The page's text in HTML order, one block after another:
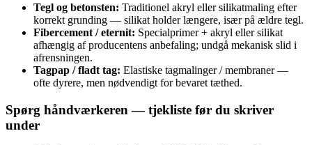
Tegl og betonsten: Traditionel akryl eller silikatmaling efter
korrekt grunding — silikat holder længere, især på ældre tegl.
Fibercement / eternit: Specialprimer + akryl eller silikat
afhængig af producentens anbefaling; undgå mekanisk slid i
afrensningen.
Tagpap / fladt tag: Elastiske tagmalinger / membraner —
ofte dyrere, men nødvendigt for bevaret tæthed.
Spørg håndværkeren — tjekliste før du skriver
under